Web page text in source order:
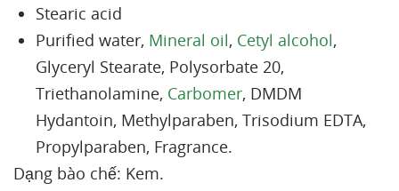
Stearic acid
Purified water, Mineral oil, Cetyl alcohol,
Glyceryl Stearate, Polysorbate 20,
Triethanolamine, Carbomer, DMDM
Hydantoin, Methylparaben, Trisodium EDTA,
Propylparaben, Fragrance.
Dạng bào chế: Kem.